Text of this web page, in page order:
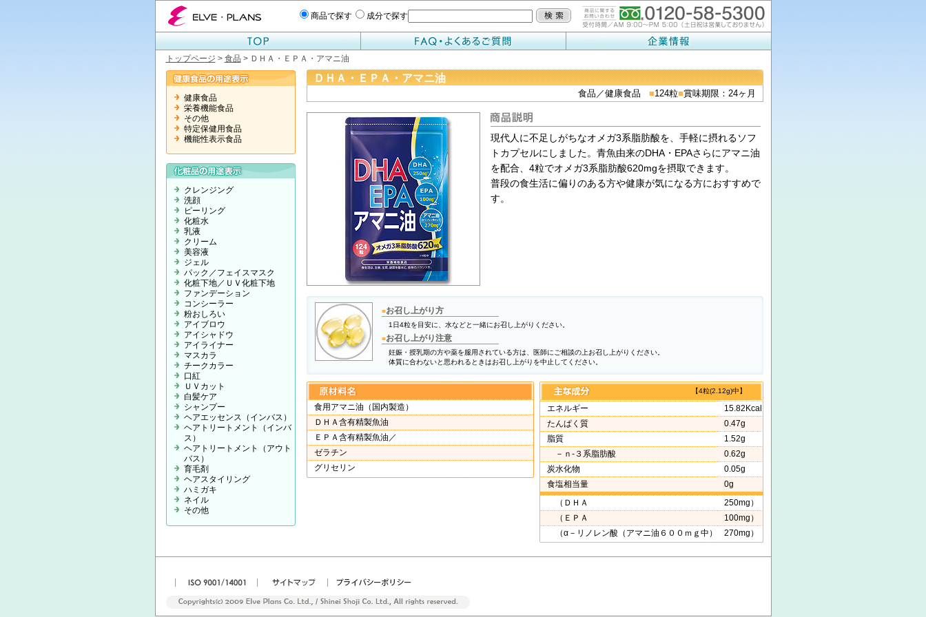
エルベプランズ ELVE-PLANS
商品で探す 成分で探す
トップページ > 食品 > ＤＨＡ・ＥＰＡ・アマニ油
ＤＨＡ・ＥＰＡ・アマニ油
食品／健康食品 ■124粒■賞味期限：24ヶ月
現代人に不足しがちなオメガ3系脂肪酸を、手軽に摂れるソフ
トカプセルにしました。青魚由来のDHA・EPAさらにアマニ油
を配合、4粒でオメガ3系脂肪酸620mgを摂取できます。
普段の食生活に偏りのある方や健康が気になる方におすすめで
す。
■お召し上がり方
1日4粒を目安に、水などと一緒にお召し上がりください。
■お召し上がり注意
妊娠・授乳期の方や薬を服用されている方は、医師にご相談の上お召し上がりください。
体質に合わないと思われるときはお召し上がりを中止してください。
食用アマニ油（国内製造）
ＤＨＡ含有精製魚油
ＥＰＡ含有精製魚油／
ゼラチン
グリセリン
【4粒(2.12g)中】
エネルギー
15.82Kcal
たんぱく質
0.47g
脂質
1.52g
－ｎ‐３系脂肪酸
0.62g
炭水化物
0.05g
食塩相当量
0g
（ＤＨＡ
250mg）
（ＥＰＡ
100mg）
（α－リノレン酸（アマニ油６００ｍｇ中）
270mg）
健康食品
栄養機能食品
その他
特定保健用食品
機能性表示食品
クレンジング
洗顔
ピーリング
化粧水
乳液
クリーム
美容液
ジェル
パック／フェイスマスク
化粧下地／ＵＶ化粧下地
ファンデーション
コンシーラー
粉おしろい
アイブロウ
アイシャドウ
アイライナー
マスカラ
チークカラー
口紅
ＵＶカット
白髪ケア
シャンプー
ヘアエッセンス（インバス）
ヘアトリートメント（インバ
ス）
ヘアトリートメント（アウト
バス）
育毛剤
ヘアスタイリング
ハミガキ
ネイル
その他
|